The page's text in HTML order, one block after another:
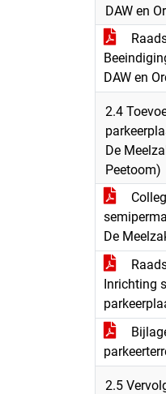
DAW en
DAW en
2.4
De
Peetoom)
De
Inrichting
2.5